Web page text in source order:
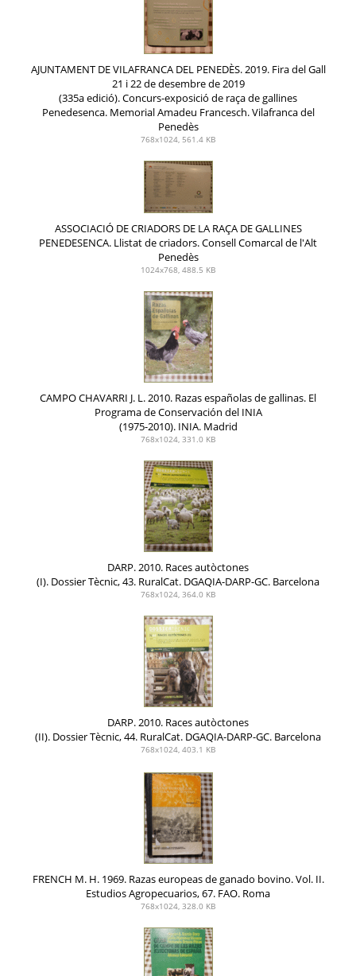
AJUNTAMENT DE VILAFRANCA DEL PENEDÈS. 2019. Fira del Gall
21 i 22 de desembre de 2019
(335a edició). Concurs-exposició de raça de gallines
Penedesenca. Memorial Amadeu Francesch. Vilafranca del
Penedès
768x1024, 561.4 KB
ASSOCIACIÓ DE CRIADORS DE LA RAÇA DE GALLINES
PENEDESENCA. Llistat de criadors. Consell Comarcal de l'Alt
Penedès
1024x768, 488.5 KB
CAMPO CHAVARRI J. L. 2010. Razas españolas de gallinas. El
Programa de Conservación del INIA
(1975-2010). INIA. Madrid
768x1024, 331.0 KB
DARP. 2010. Races autòctones
(I). Dossier Tècnic, 43. RuralCat. DGAQIA-DARP-GC. Barcelona
768x1024, 364.0 KB
DARP. 2010. Races autòctones
(II). Dossier Tècnic, 44. RuralCat. DGAQIA-DARP-GC. Barcelona
768x1024, 403.1 KB
FRENCH M. H. 1969. Razas europeas de ganado bovino. Vol. II.
Estudios Agropecuarios, 67. FAO. Roma
768x1024, 328.0 KB